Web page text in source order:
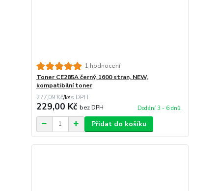
1 hodnocení
Toner CE285A černý, 1600 stran, NEW,
kompatibilní toner
277,09 Kč/ks
229,00 Kč bez DPH Dodání 3 - 6 dnů.
Přidat do košíku